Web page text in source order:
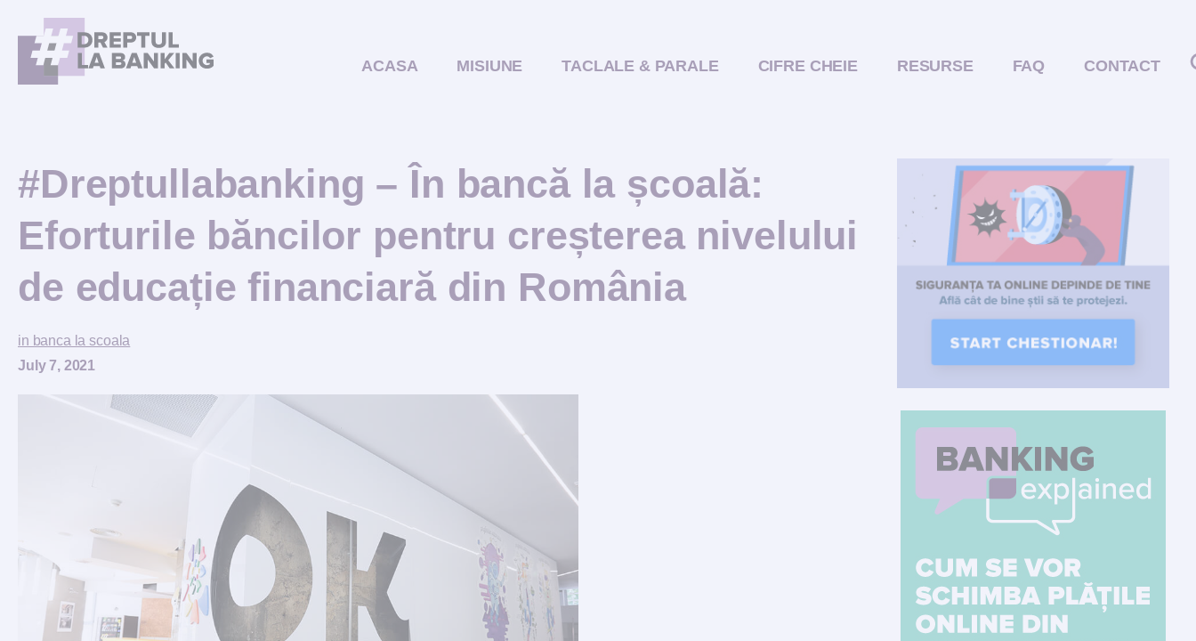
ACASA MISIUNE TACLALE & PARALE CIFRE CHEIE RESURSE FAQ CONTACT
#Dreptullabanking – În bancă la școală:
Eforturile băncilor pentru creșterea nivelului
de educație financiară din România
in banca la scoala
July 7, 2021